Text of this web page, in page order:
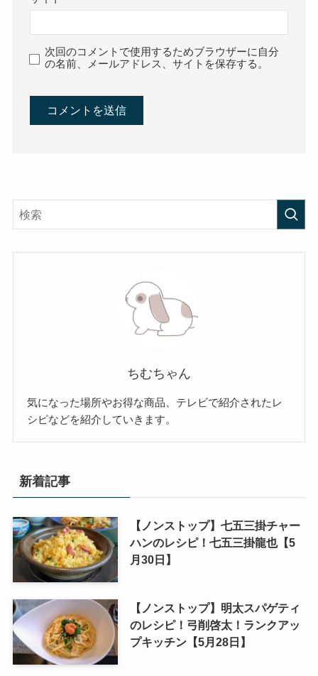
次回のコメントで使用するためブラウザーに自分
の名前、メールアドレス、サイトを保存する。
ちむちゃん
気になった場所やお得な商品、テレビで紹介されたレ
シピなどを紹介していきます。
新着記事
【ノンストップ】七五三掛チャー
ハンのレシピ！七五三掛龍也【5
月30日】
【ノンストップ】明太スパゲティ
のレシピ！弓削啓太！ランクアッ
プキッチン【5月28日】